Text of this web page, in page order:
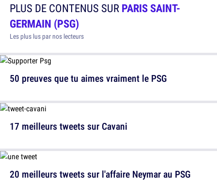
PLUS DE CONTENUS SURPARIS SAINT-
GERMAIN (PSG)
Les plus lus par nos lecteurs
50 preuves que tu aimes vraiment le PSG
20 meilleurs tweets sur l'affaire Neymar au PSG
17 meilleurs tweets sur Cavani